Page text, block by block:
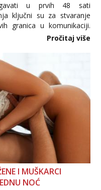
u prvih 48 sati
ključni su za stvaranje
granica u komunikaciji.
osobnih ili intimnih
još nije zaslužila to
Pročitaj više
I MUŠKARCI
NOĆ